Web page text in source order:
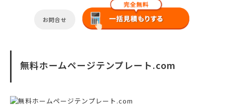
お問合せ
無料ホームページテンプレート.com